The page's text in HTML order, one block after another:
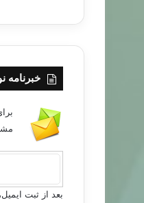
خبرنامه
بعد از ثبت